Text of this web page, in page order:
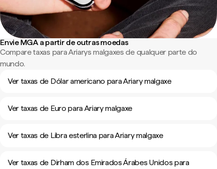
Envie MGA a partir de outras moedas
Compare taxas para Ariarys malgaxes de qualquer parte do
mundo.
Ver taxas de Dólar americano para Ariary malgaxe
Ver taxas de Euro para Ariary malgaxe
Ver taxas de Libra esterlina para Ariary malgaxe
Ver taxas de Dirham dos Emirados Árabes Unidos para